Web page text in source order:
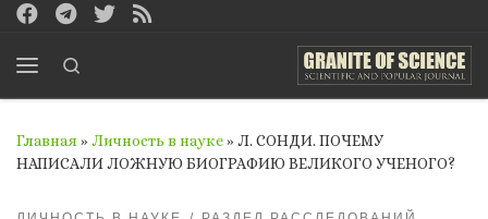
Перейти к содержимому
Главная » Личность в науке» Л. СОНДИ. ПОЧЕМУ
НАПИСАЛИ ЛОЖНУЮ БИОГРАФИЮ ВЕЛИКОГО УЧЕНОГО?